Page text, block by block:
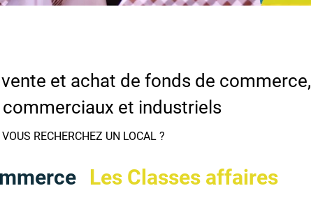
et achat de fonds de commerce,
commerciaux et industriels
VOUS RECHERCHEZ UN LOCAL ?
Les Classes affaires